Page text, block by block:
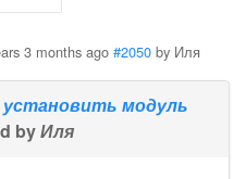
3 months ago #2050 by Иля
модуль
byИля